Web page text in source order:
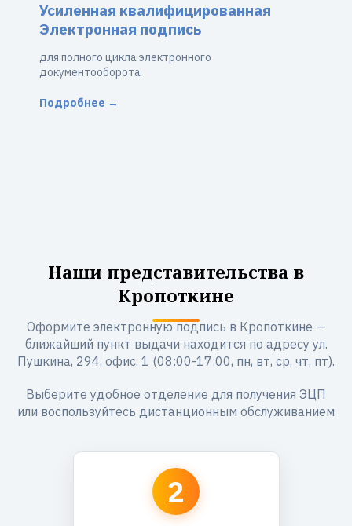
Усиленная квалифицированная
Электронная подпись
для полного цикла электронного
документооборота
Подробнее →
Наши представительства в
Кропоткине
Оформите электронную подпись в Кропоткине —
ближайший пункт выдачи находится по адресу ул.
Пушкина, 294, офис. 1 (08:00-17:00, пн, вт, ср, чт, пт).
Выберите удобное отделение для получения ЭЦП
или воспользуйтесь дистанционным обслуживанием
2